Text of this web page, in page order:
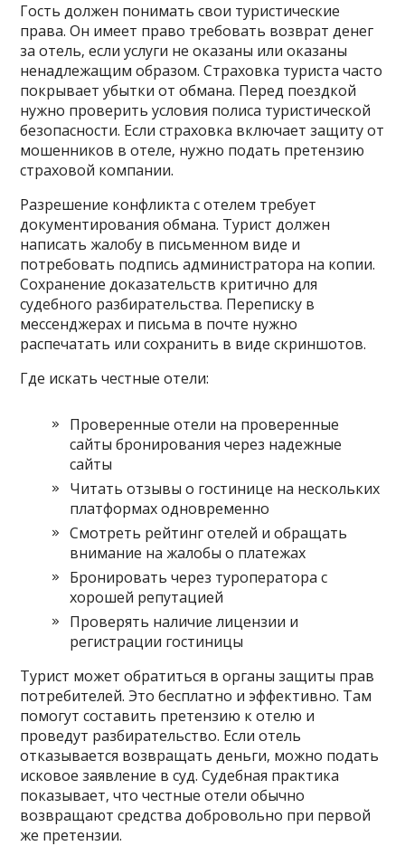
Гость должен понимать свои туристические
права. Он имеет право требовать возврат денег
за отель‚ если услуги не оказаны или оказаны
ненадлежащим образом. Страховка туриста часто
покрывает убытки от обмана. Перед поездкой
нужно проверить условия полиса туристической
безопасности. Если страховка включает защиту от
мошенников в отеле‚ нужно подать претензию
страховой компании.
Разрешение конфликта с отелем требует
документирования обмана. Турист должен
написать жалобу в письменном виде и
потребовать подпись администратора на копии.
Сохранение доказательств критично для
судебного разбирательства. Переписку в
мессенджерах и письма в почте нужно
распечатать или сохранить в виде скриншотов.
Где искать честные отели:
Проверенные отели на проверенные
сайты бронирования через надежные
сайты
Читать отзывы о гостинице на нескольких
платформах одновременно
Смотреть рейтинг отелей и обращать
внимание на жалобы о платежах
Бронировать через туроператора с
хорошей репутацией
Проверять наличие лицензии и
регистрации гостиницы
Турист может обратиться в органы защиты прав
потребителей. Это бесплатно и эффективно. Там
помогут составить претензию к отелю и
проведут разбирательство. Если отель
отказывается возвращать деньги‚ можно подать
исковое заявление в суд. Судебная практика
показывает‚ что честные отели обычно
возвращают средства добровольно при первой
же претензии.